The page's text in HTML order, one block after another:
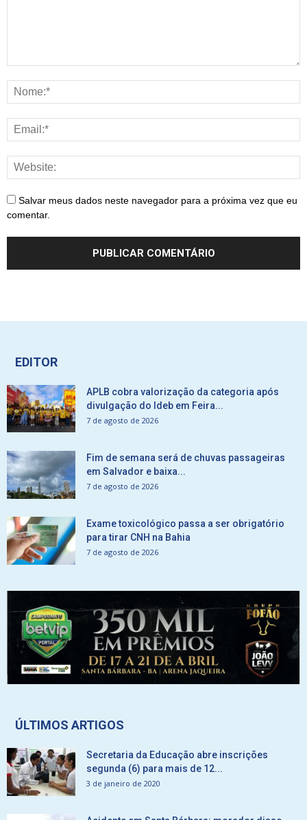
Salvar meus dados neste navegador para a próxima vez que eu
comentar.
EDITOR
APLB cobra valorização da categoria após
divulgação do Ideb em Feira...
7 de agosto de 2026
Fim de semana será de chuvas passageiras
em Salvador e baixa...
7 de agosto de 2026
Exame toxicológico passa a ser obrigatório
para tirar CNH na Bahia
7 de agosto de 2026
ÚLTIMOS ARTIGOS
Secretaria da Educação abre inscrições
segunda (6) para mais de 12...
3 de janeiro de 2020